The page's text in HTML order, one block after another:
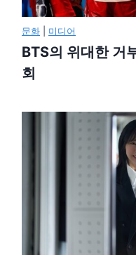
문화 미디어
BTS의 위대한 거
회